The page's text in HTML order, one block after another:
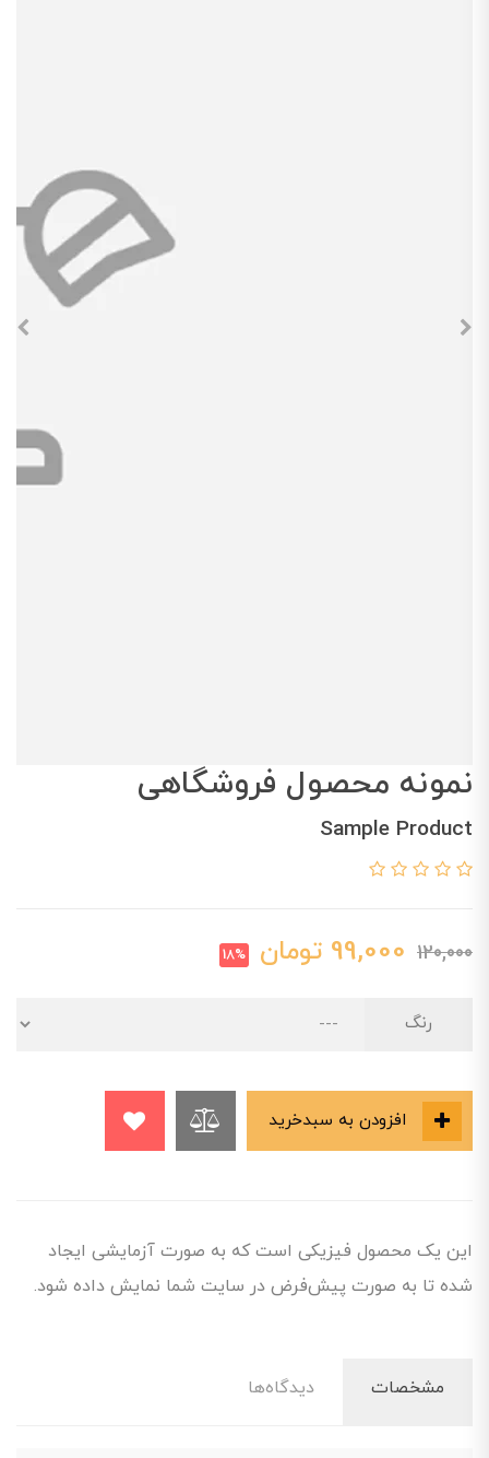
نمونه محصول فروشگاهی
Sample Product
120,000
99,000 تومان 18%
رنگ
این یک محصول فیزیکی است که به صورت آزمایشی ایجاد
شده تا به صورت پیش‌فرض در سایت شما نمایش داده شود.
مشخصات دیدگاه‌ها